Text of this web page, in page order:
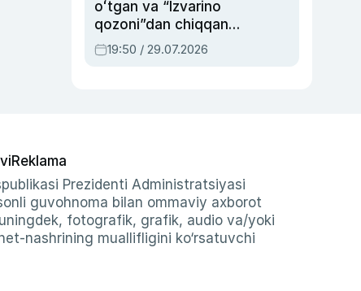
oʻtgan va “Izvarino
qozoni”dan chiqqan
qahramon — Ukraina
armiyasi bosh
19:50 / 29.07.2026
Reklama
Prezidenti Administratsiyasi
guvohnoma bilan ommaviy axborot
fotografik, grafik, audio va/yoki
nashrining muallifligini ko‘rsatuvchi